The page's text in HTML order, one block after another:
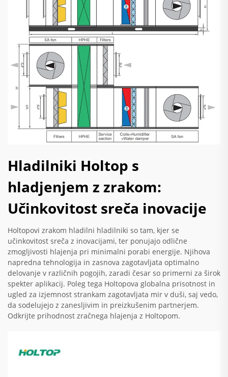
Hladilniki Holtop s
hladjenjem z zrakom:
Učinkovitost sreča inovacije
Holtopovi zrakom hladilni hladilniki so tam, kjer se
učinkovitost sreča z inovacijami, ter ponujajo odlične
zmogljivosti hlajenja pri minimalni porabi energije. Njihova
napredna tehnologija in zasnova zagotavljata optimalno
delovanje v različnih pogojih, zaradi česar so primerni za širok
spekter aplikacij. Poleg tega Holtopova globalna prisotnost in
ugled za izjemnost strankam zagotavljata mir v duši, saj vedo,
da sodelujejo z zanesljivim in preizkušenim partnerjem.
Odkrijte prihodnost zračnega hlajenja z Holtopom.